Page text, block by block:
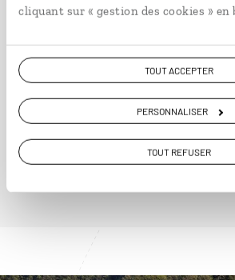
cliquant sur « gestion des cookies » en
TOUT ACCEPTER
PERSONNALISER
TOUT REFUSER
8 jours / 7 nuits
VOIR NOS 6 IDÉES DE VOYAGE AU